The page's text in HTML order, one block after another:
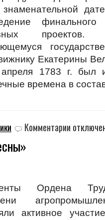
знаменательной
Екатерины
1783 г. был
времена в
Комментарии записи
Ордена
активное